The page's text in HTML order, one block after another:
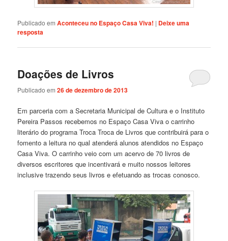
Publicado em Aconteceu no Espaço Casa Viva! | Deixe uma
resposta
Doações de Livros
Publicado em26 de dezembro de 2013
Em parceria com a Secretaria Municipal de Cultura e o Instituto
Pereira Passos recebemos no Espaço Casa Viva o carrinho
literário do programa Troca Troca de Livros que contribuirá para o
fomento a leitura no qual atenderá alunos atendidos no Espaço
Casa Viva. O carrinho veio com um acervo de 70 livros de
diversos escritores que incentivará e muito nossos leitores
inclusive trazendo seus livros e efetuando as trocas conosco.